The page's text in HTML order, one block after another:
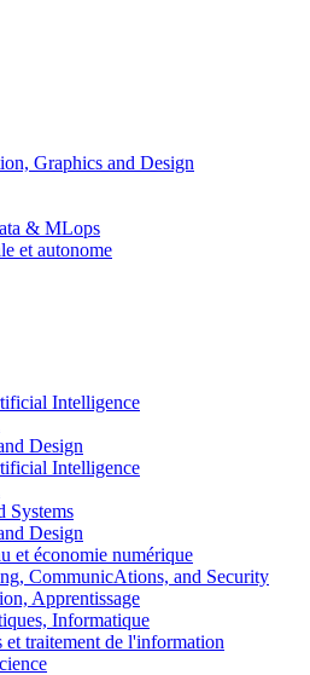
Graphics and Design
& MLops
et autonome
Intelligence
Design
Intelligence
Systems
Design
et économie numérique
CommunicAtions, and Security
Apprentissage
Informatique
traitement de l'information